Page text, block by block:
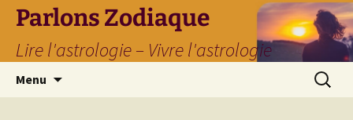
Parlons Zodiaque
Lire l'astrologie – Vivre l'astrologie
Menu